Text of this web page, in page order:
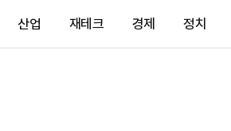
산업 재테크 경제 정치